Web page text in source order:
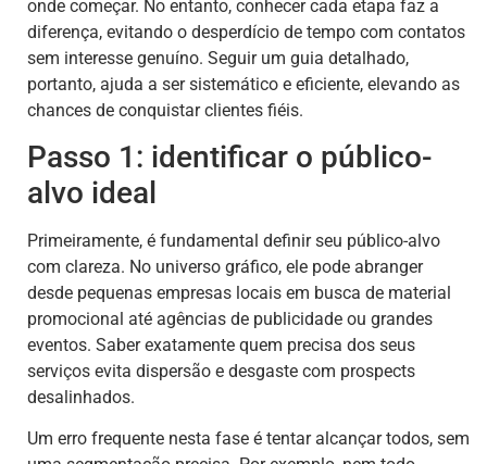
onde começar. No entanto, conhecer cada etapa faz a
diferença, evitando o desperdício de tempo com contatos
sem interesse genuíno. Seguir um guia detalhado,
portanto, ajuda a ser sistemático e eficiente, elevando as
chances de conquistar clientes fiéis.
Passo 1: identificar o público-
alvo ideal
Primeiramente, é fundamental definir seu público-alvo
com clareza. No universo gráfico, ele pode abranger
desde pequenas empresas locais em busca de material
promocional até agências de publicidade ou grandes
eventos. Saber exatamente quem precisa dos seus
serviços evita dispersão e desgaste com prospects
desalinhados.
Um erro frequente nesta fase é tentar alcançar todos, sem